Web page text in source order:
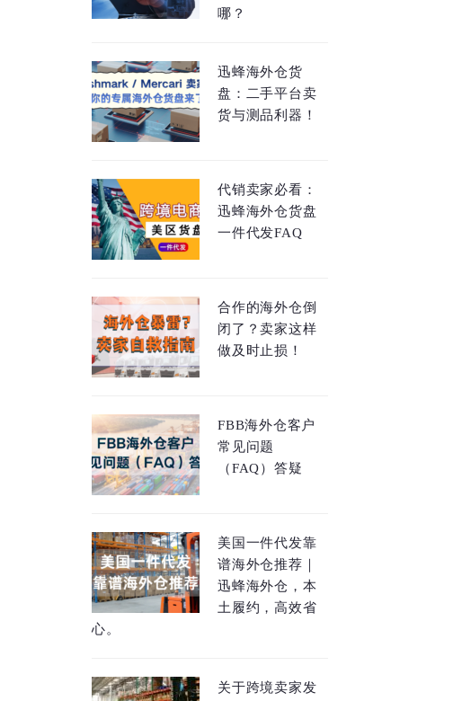
哪？
迅蜂海外仓货
盘：二手平台卖
货与测品利器！
代销卖家必看：
迅蜂海外仓货盘
一件代发FAQ
合作的海外仓倒
闭了？卖家这样
做及时止损！
FBB海外仓客户
常见问题
（FAQ）答疑
美国一件代发靠
谱海外仓推荐｜
迅蜂海外仓，本
土履约，高效省
心。
关于跨境卖家发